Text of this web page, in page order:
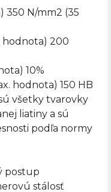
350 N/mm2 (35
hodnota) 200
10%
hodnota) 150 HB
všetky tvarovky
liatiny a sú
podľa normy
postup
stálosť